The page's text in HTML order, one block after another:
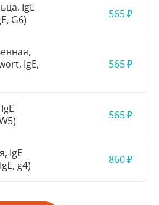
IgE
G6)
565 ₽
IgE,
565 ₽
565 ₽
IgE
g4)
860 ₽